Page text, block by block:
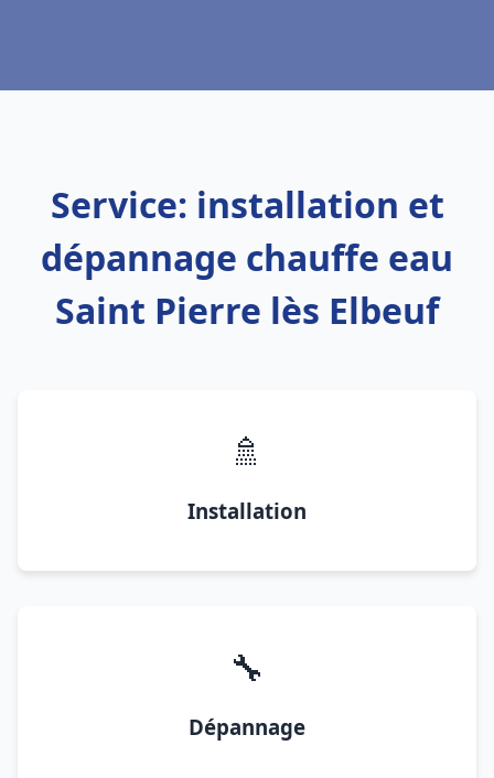
Service: installation et
dépannage chauffe eau
Saint Pierre lès Elbeuf
🚿
Installation
🔧
Dépannage